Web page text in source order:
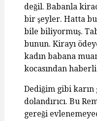
değil. Babanla
bir şeyler. Hatta
bile biliyormuş.
bunun. Kirayı
kadın babana
kocasından
Dediğim gibi karın
dolandırıcı. Bu
gereği